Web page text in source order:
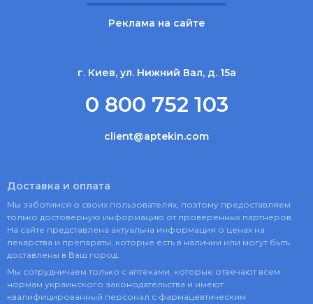
Реклама на сайте
г. Киев, ул. Нижний Вал, д. 15а
0 800 752 103
client@aptekin.com
Доставка и оплата
Мы заботимся о своих пользователях, поэтому предоставляем
только достоверную информацию от проверенных партнеров.
На сайте представлена актуальна информация о ценах на
лекарства и препараты, которые есть в наличии или могут быть
доставлены в Ваш город.
Мы сотрудничаем только с аптеками, которые отвечают всем
нормам украинского законодательства и имеют
квалифицированный персонал с фармацевтическим